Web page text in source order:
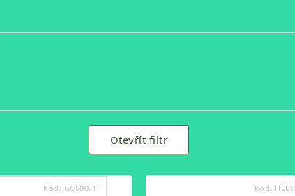
Otevřít filtr
Kód: GC500-1 Kód: